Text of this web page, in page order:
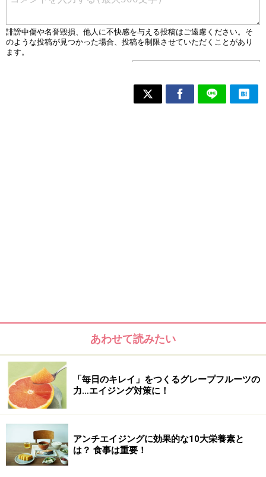
あわせて読みたい
「毎日のキレイ」をつくるグレープフルーツの
力…エイジング対策に！
アンチエイジングに効果的な10大栄養素と
は？ 食事は重要！